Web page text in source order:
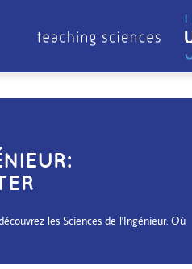
les Sciences de l'Ingénieur. Où